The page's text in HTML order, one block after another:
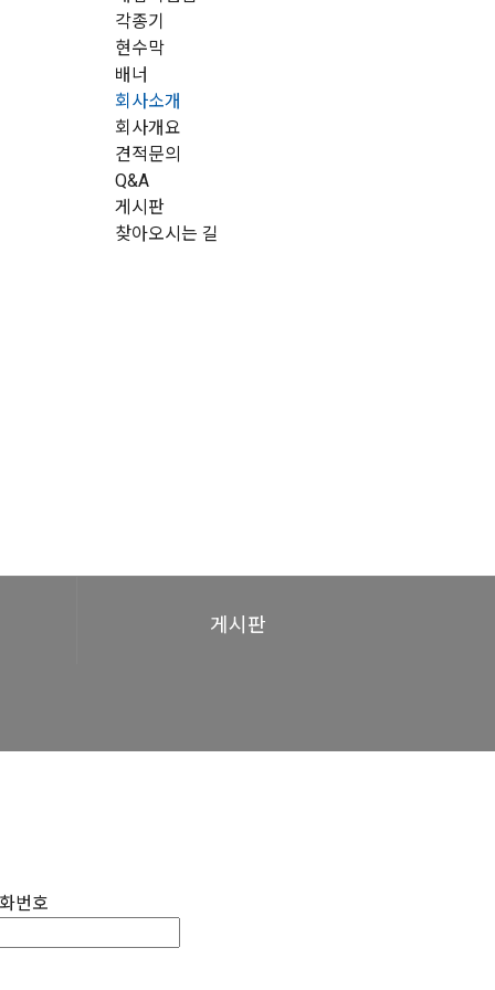
각종기
현수막
배너
회사소개
회사개요
견적문의
Q&A
게시판
찾아오시는 길
게시판
번호